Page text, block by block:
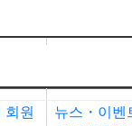
회원
뉴스・이벤